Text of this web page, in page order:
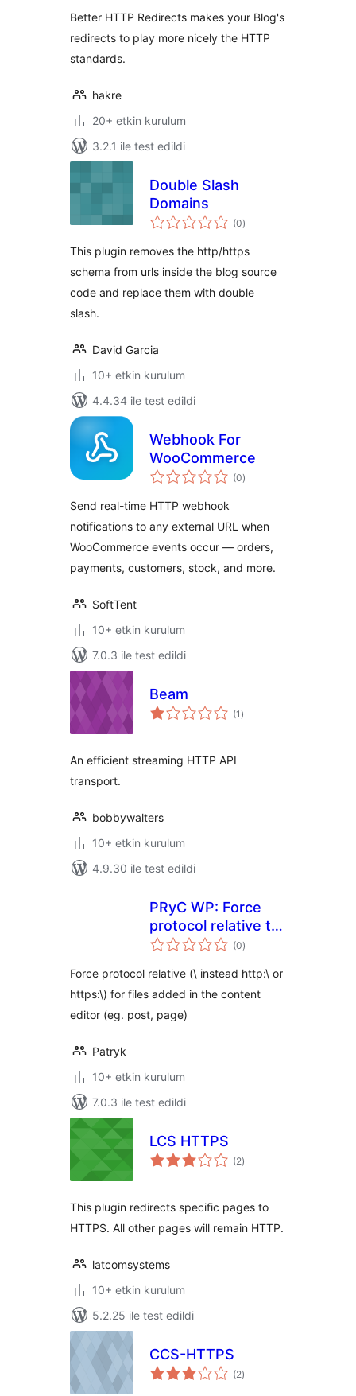
Better HTTP Redirects makes your Blog's
redirects to play more nicely the HTTP
standards.
hakre
20+ etkin kurulum
3.2.1 ile test edildi
Double Slash
Domains
(0toplam
puan
)
This plugin removes the http/https
schema from urls inside the blog source
code and replace them with double
slash.
David Garcia
10+ etkin kurulum
4.4.34 ile test edildi
Webhook For
WooCommerce
(0toplam
puan
)
Send real-time HTTP webhook
notifications to any external URL when
WooCommerce events occur — orders,
payments, customers, stock, and more.
SoftTent
10+ etkin kurulum
7.0.3 ile test edildi
Beam
(1 toplam
puan
)
An efficient streaming HTTP API
transport.
bobbywalters
10+ etkin kurulum
4.9.30 ile test edildi
PRyC WP: Force
protocol relative to
uploaded media
(0toplam
puan
)
Force protocol relative (\ instead http:\ or
https:\) for files added in the content
editor (eg. post, page)
Patryk
10+ etkin kurulum
7.0.3 ile test edildi
LCS HTTPS
(2toplam
puan
)
This plugin redirects specific pages to
HTTPS. All other pages will remain HTTP.
latcomsystems
10+ etkin kurulum
5.2.25 ile test edildi
CCS-HTTPS
(2toplam
puan
)